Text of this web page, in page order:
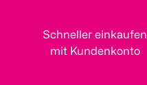
Schneller einkaufen
mit Kundenkonto